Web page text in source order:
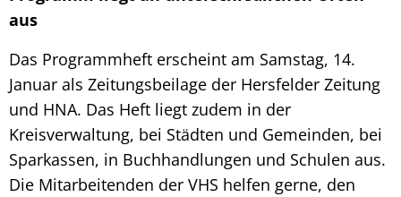
aus
Das Programmheft erscheint am Samstag, 14.
Januar als Zeitungsbeilage der Hersfelder Zeitung
und HNA. Das Heft liegt zudem in der
Kreisverwaltung, bei Städten und Gemeinden, bei
Sparkassen, in Buchhandlungen und Schulen aus.
Die Mitarbeitenden der VHS helfen gerne, den